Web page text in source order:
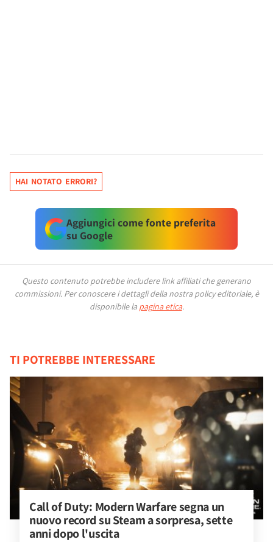
HAI NOTATO ERRORI?
Aggiungici come fonte preferita
su Google
Questo contenuto potrebbe includere link affiliati che generano
commissioni. Per conoscere i dettagli della nostra policy editoriale, è
disponibile la pagina etica.
TI POTREBBE INTERESSARE
Call of Duty: Modern Warfare segna un
nuovo record su Steam a sorpresa, sette
anni dopo l'uscita